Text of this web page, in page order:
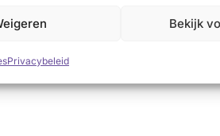
Bekijk
Privacybeleid
toegelicht welke verbeteringen